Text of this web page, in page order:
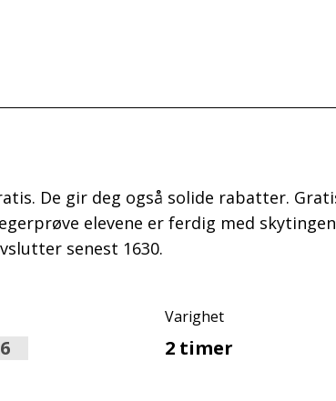
De gir deg også solide rabatter.
elevene er ferdig med
senest 1630.
Varighet
2 timer